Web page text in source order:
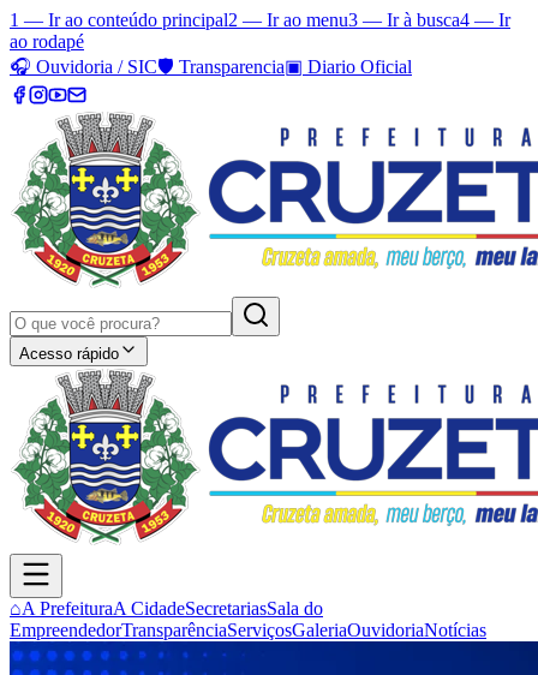
1 — Ir ao conteúdo principal2 — Ir ao menu3 — Ir à busca4 — Ir
ao rodapé
🎧 Ouvidoria / SIC🛡️ Transparencia▣ Diario Oficial
Acesso rápido
⌂A PrefeituraA CidadeSecretariasSala do
EmpreendedorTransparênciaServiçosGaleriaOuvidoriaNotícias